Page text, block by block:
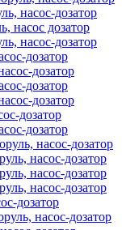
насос-дозатор
насос дозатор
насос-дозатор
дозатор
дозатор
дозатор
дозатор
дозатор
дозатор
насос-дозатор
насос-дозатор
насос-дозатор
насос-дозатор
дозатор
насос-дозатор